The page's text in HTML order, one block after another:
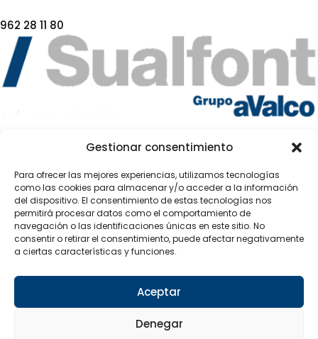
Gestionar consentimiento
Para ofrecer las mejores experiencias, utilizamos tecnologías
como las cookies para almacenar y/o acceder a la información
del dispositivo. El consentimiento de estas tecnologías nos
permitirá procesar datos como el comportamiento de
navegación o las identificaciones únicas en este sitio. No
consentir o retirar el consentimiento, puede afectar negativamente
a ciertas características y funciones.
Aceptar
Denegar
962 28 11 80
DESDE 1992
Páginas
Sobre nosotros
Contacto
Tienda
Política de privacidad